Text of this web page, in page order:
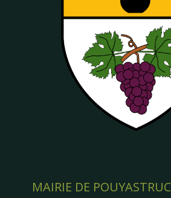
MAIRIE DE POUYASTRUC